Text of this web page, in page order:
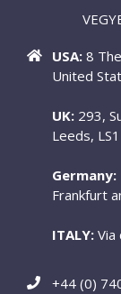
USA: 8
United
UK: 293,
Leeds,
Germany:
Frankfurt
ITALY: Via
+44 (0)